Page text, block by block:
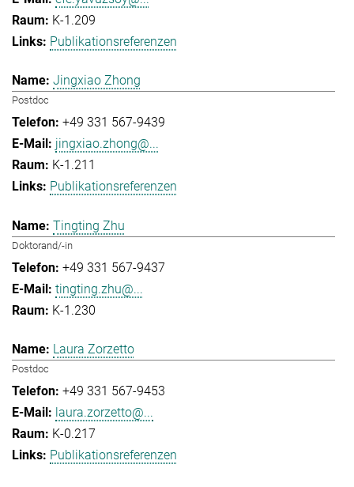
K-1.209
Publikationsreferenzen
Jingxiao Zhong
Postdoc
+49 331 567-9439
jingxiao.zhong@...
K-1.211
Publikationsreferenzen
Tingting Zhu
Doktorand/-in
+49 331 567-9437
tingting.zhu@...
K-1.230
Laura Zorzetto
Postdoc
+49 331 567-9453
laura.zorzetto@...
K-0.217
Publikationsreferenzen